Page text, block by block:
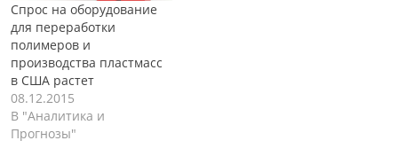
Спрос на оборудование
для переработки
полимеров и
производства пластмасс
в США растет
08.12.2015
В "Аналитика и
Прогнозы"